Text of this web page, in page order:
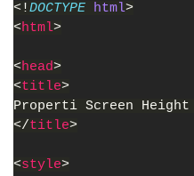
<!DOCTYPE html>
<html>
<head>
<title>
Properti Screen Height
</title>
<style>